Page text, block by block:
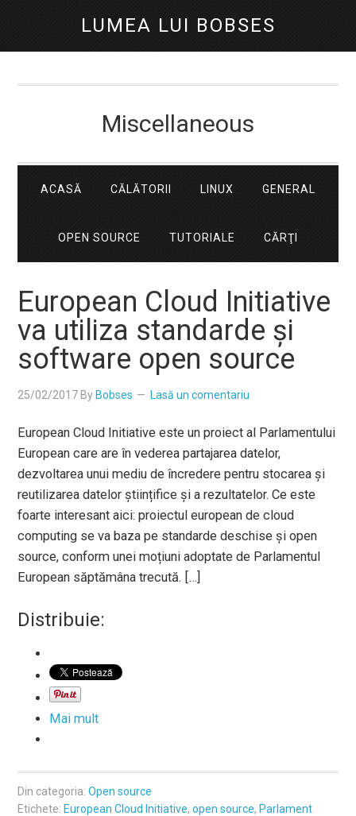
LUMEA LUI BOBSES
Miscellaneous
ACASĂ CĂLĂTORII LINUX GENERAL
OPEN SOURCE TUTORIALE CĂRŢI
European Cloud Initiative
va utiliza standarde și
software open source
25/02/2017 By Bobses Lasă un comentariu
European Cloud Initiative este un proiect al Parlamentului
European care are în vederea partajarea datelor,
dezvoltarea unui mediu de încredere pentru stocarea și
reutilizarea datelor științifice și a rezultatelor. Ce este
foarte interesant aici: proiectul european de cloud
computing se va baza pe standarde deschise și open
source, conform unei moțiuni adoptate de Parlamentul
European săptămâna trecută. […]
Distribuie:
Mai mult
Din categoria:Open source
Etichete: European Cloud Initiative,open source, Parlament